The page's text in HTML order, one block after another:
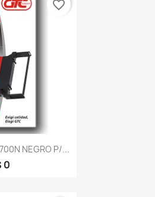
rápida
NEGRO P/...
0
favorite_border